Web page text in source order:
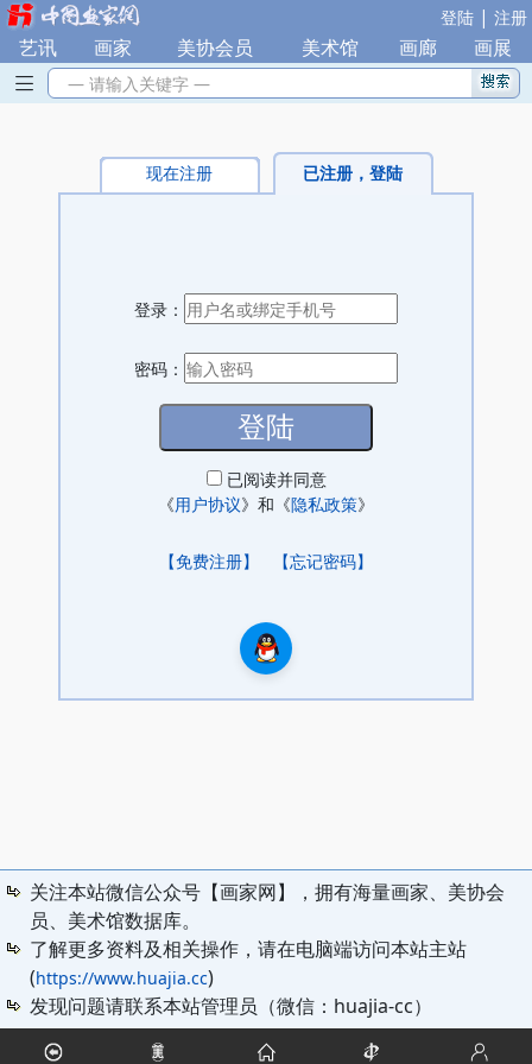
登陆 | 注册
艺讯 画家 美协会员 美术馆 画廊 画展
— 请输入关键字 —
现在注册 已注册，登陆
登录：
密码：
已阅读并同意
《用户协议》和《隐私政策》
【免费注册】 【忘记密码】
关注本站微信公众号【画家网】，拥有海量画家、美协会
员、美术馆数据库。
了解更多资料及相关操作，请在电脑端访问本站主站
(https://www.huajia.cc)
发现问题请联系本站管理员（微信：huajia-cc）